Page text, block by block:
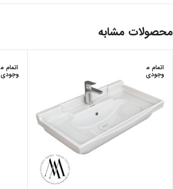
محصولات مشابه
اتمام م
وجودی
اتمام م
وجودی